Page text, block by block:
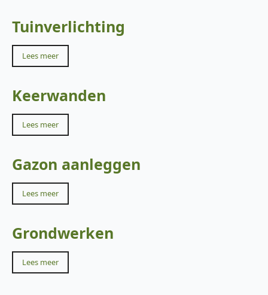
Tuinverlichting
Lees meer
Keerwanden
Lees meer
Gazon aanleggen
Lees meer
Grondwerken
Lees meer